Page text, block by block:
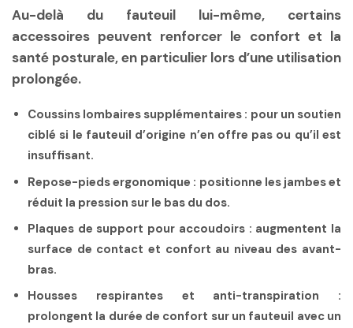
Au-delà du fauteuil lui-même, certains
accessoires peuvent renforcer le confort et la
santé posturale, en particulier lors d’une utilisation
prolongée.
Coussins lombaires supplémentaires : pour un soutien
ciblé si le fauteuil d’origine n’en offre pas ou qu’il est
insuffisant.
Repose-pieds ergonomique : positionne les jambes et
réduit la pression sur le bas du dos.
Plaques de support pour accoudoirs : augmentent la
surface de contact et confort au niveau des avant-
bras.
Housses respirantes et anti-transpiration :
prolongent la durée de confort sur un fauteuil avec un